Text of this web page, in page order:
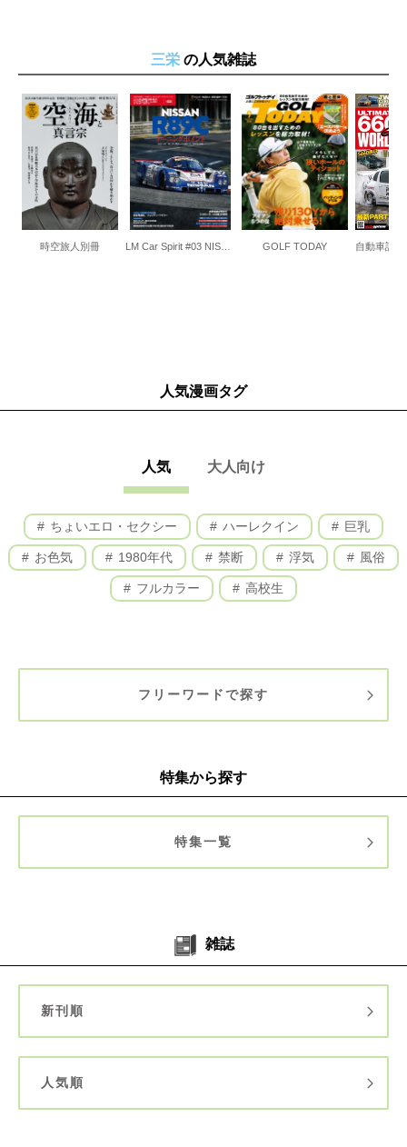
三栄 の人気雑誌
時空旅人別冊 GOLF TODAY
人気漫画タグ
人気 大人向け
ちょいエロ・セクシー ハーレクイン 巨乳
お色気 1980年代 禁断 浮気 風俗
フルカラー 高校生
フリーワードで探す
特集から探す
特集一覧
雑誌
新刊順
人気順